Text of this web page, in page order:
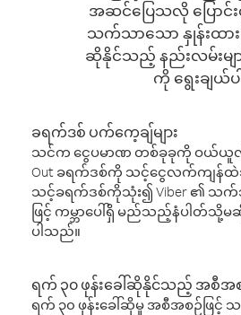
အဆင်ပြေသလို ပြောင်
သက်သာသော နှုန်းထားဖ
ဆိုနိုင်သည့် နည်းလမ်းမျ
ကို ရွေးချယ်ပ
ခရက်ဒစ် ပက်ကေ့ချ်များ
သင်က ငွေပမာဏ တစ်ခုခုကို ဝယ်ယူလို
Out ခရက်ဒစ်ကို သင့်ငွေလက်ကျန်
သင့်ခရက်ဒစ်ကိုသုံး၍ Viber ၏ သက်သ
ဖြင့် ကမ္ဘာပေါ်ရှိ မည်သည့်နံပါတ်သို့မ
ပါသည်။
ရက် ၃၀ ဖုန်းခေါ်ဆိုနိုင်သည့် အစီအစ
ရက် ၃၀ ဖုန်းခေါ်ဆိုမှု အစီအစဉ်ဖြင့်